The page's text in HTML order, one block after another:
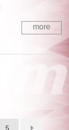
more
5